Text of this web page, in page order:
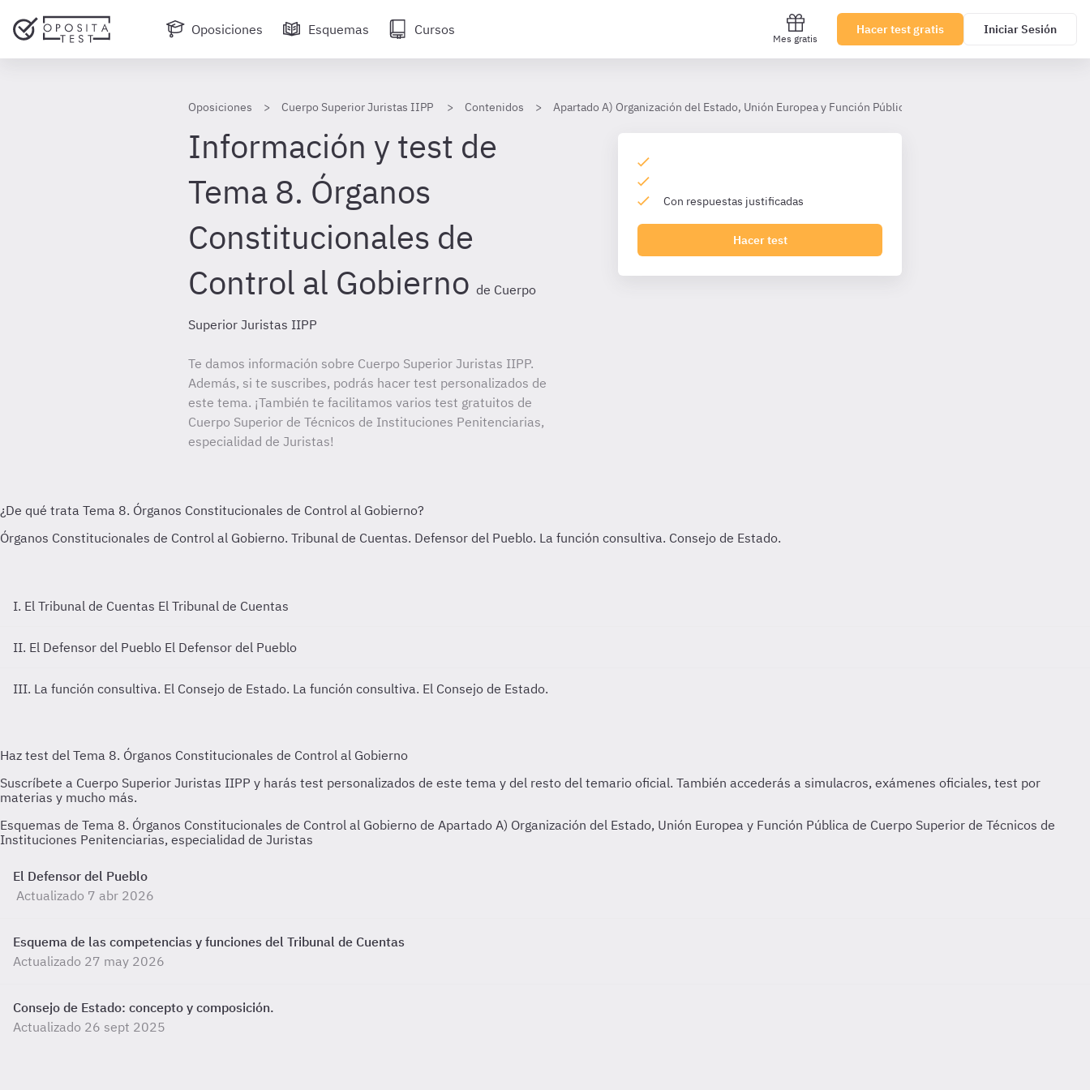
Oposiciones Esquemas Cursos
Mes gratis
Hacer test gratis Iniciar Sesión
Oposiciones Cuerpo Superior Juristas IIPP Contenidos Apartado A) Organización del Estado, Unión Europea y Función Pública
Información y test de
Tema 8. Órganos
Constitucionales de
Control al Gobierno de Cuerpo
Superior Juristas IIPP
Te damos información sobre Cuerpo Superior Juristas IIPP.
Además, si te suscribes, podrás hacer test personalizados de
este tema. ¡También te facilitamos varios test gratuitos de
Cuerpo Superior de Técnicos de Instituciones Penitenciarias,
especialidad de Juristas!
Con respuestas justificadas
Hacer test
I. El Tribunal de Cuentas El Tribunal de Cuentas
II. El Defensor del Pueblo El Defensor del Pueblo
III. La función consultiva. El Consejo de Estado. La función consultiva. El Consejo de Estado.
Esquemas de Tema 8. Órganos Constitucionales de Control al Gobierno de Apartado A) Organización del Estado, Unión Europea y Función Pública de Cuerpo Superior de Técnicos de
Instituciones Penitenciarias, especialidad de Juristas
El Defensor del Pueblo
Actualizado 7 abr 2026
Esquema de las competencias y funciones del Tribunal de Cuentas
Actualizado 27 may 2026
Consejo de Estado: concepto y composición.
Actualizado 26 sept 2025